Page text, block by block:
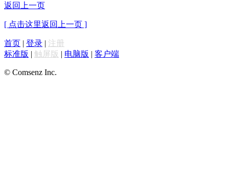
返回上一页
[ 点击这里返回上一页 ]
首页 | 登录 | 注册
标准版 | 触屏版 | 电脑版 | 客户端
© Comsenz Inc.